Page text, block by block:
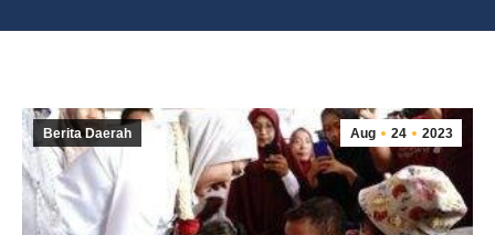
Aug 24 2023
Berita Daerah